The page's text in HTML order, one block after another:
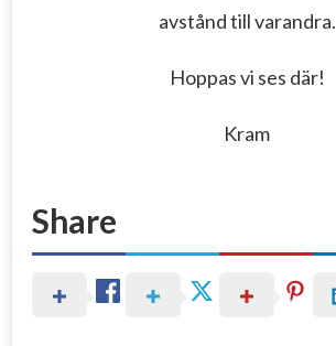
avstånd till varandra.
Hoppas vi ses där!
Kram
Share